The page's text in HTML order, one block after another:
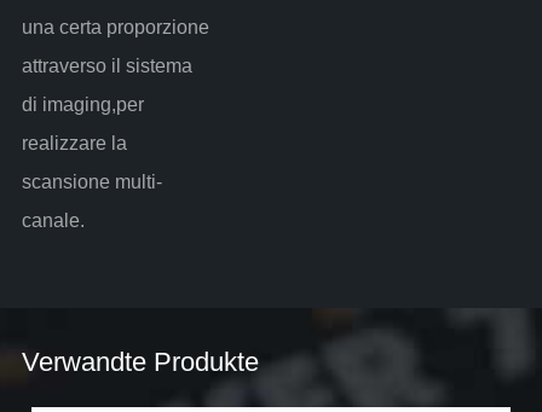
una certa proporzione
attraverso il sistema
di imaging,per
realizzare la
scansione multi-
canale.
Verwandte Produkte